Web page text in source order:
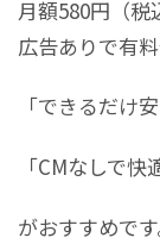
月額580円（税
広告ありで有
「できるだけ
「CMなしで快
がおすすめです